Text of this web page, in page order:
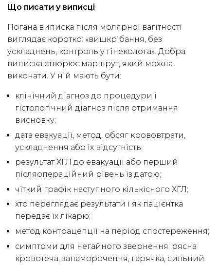
Що писати у виписці
Погана виписка після молярної вагітності
виглядає коротко: «вишкрібання, без
ускладнень, контроль у гінеколога». Добра
виписка створює маршрут, який можна
виконати. У ній мають бути:
клінічний діагноз до процедури і
гістологічний діагноз після отримання
висновку;
дата евакуації, метод, обсяг крововтрати,
ускладнення або їх відсутність;
результат ХГЛ до евакуації або перший
післяопераційний рівень із датою;
чіткий графік наступного кількісного ХГЛ;
хто переглядає результати і як пацієнтка
передає їх лікарю;
метод контрацепції на період спостереження;
симптоми для негайного звернення: рясна
кровотеча, запаморочення, гарячка, сильний